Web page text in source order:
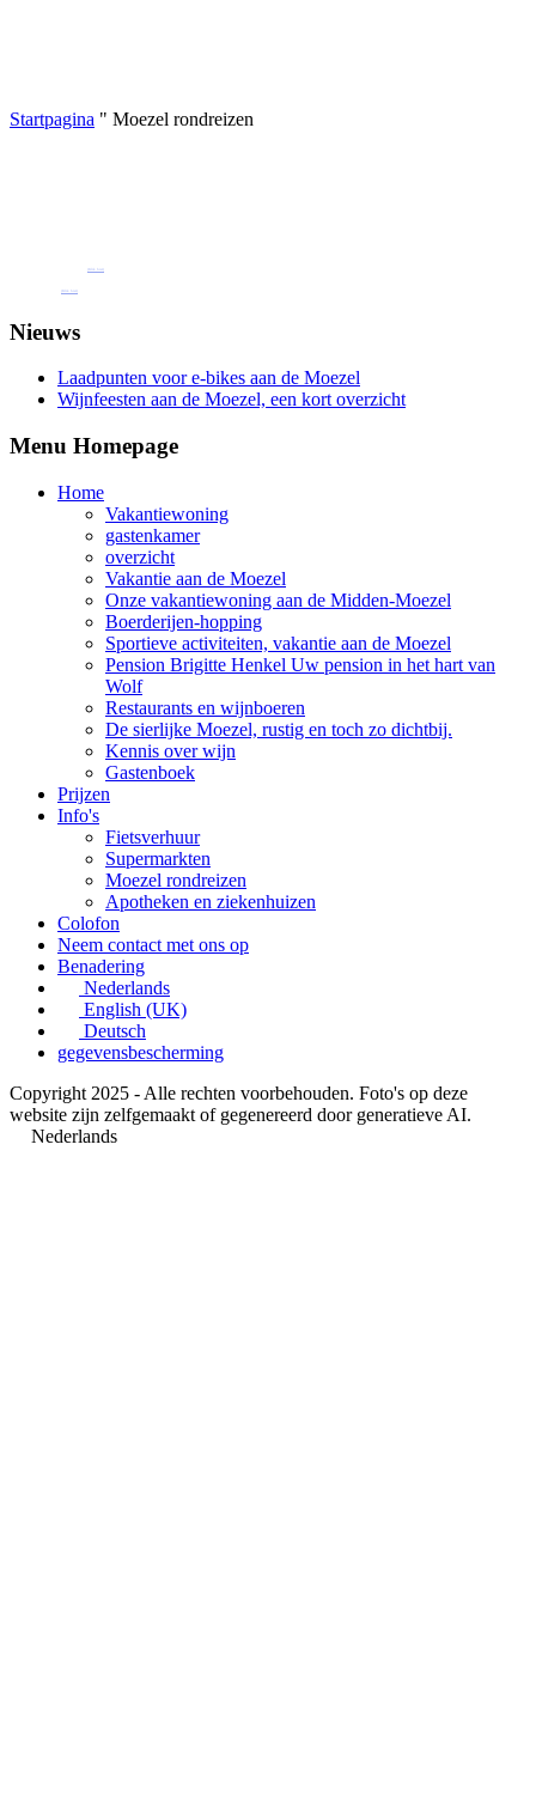
Startpagina " Moezel rondreizen
Nieuws
Laadpunten voor e-bikes aan de Moezel
Wijnfeesten aan de Moezel, een kort overzicht
Menu Homepage
Home
Vakantiewoning
gastenkamer
overzicht
Vakantie aan de Moezel
Onze vakantiewoning aan de Midden-Moezel
Boerderijen-hopping
Sportieve activiteiten, vakantie aan de Moezel
Pension Brigitte Henkel Uw pension in het hart van
Wolf
Restaurants en wijnboeren
De sierlijke Moezel, rustig en toch zo dichtbij.
Kennis over wijn
Gastenboek
Prijzen
Info's
Fietsverhuur
Supermarkten
Moezel rondreizen
Apotheken en ziekenhuizen
Colofon
Neem contact met ons op
Benadering
Nederlands
English (UK)
Deutsch
gegevensbescherming
Copyright 2025 - Alle rechten voorbehouden. Foto's op deze
website zijn zelfgemaakt of gegenereerd door generatieve AI.
Nederlands